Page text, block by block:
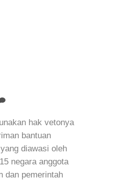
hak vetonya
bantuan
diawasi oleh
negara anggota
dan pemerintah